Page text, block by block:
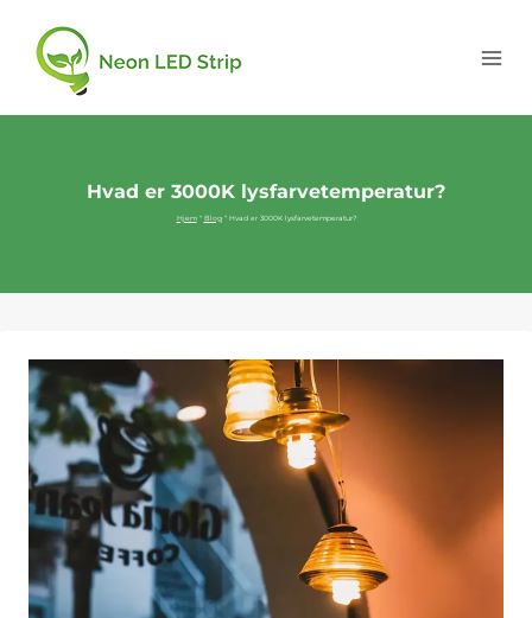
Hvad er 3000K lysfarvetemperatur?
Hjem" Blog" Hvad er 3000K lysfarvetemperatur?